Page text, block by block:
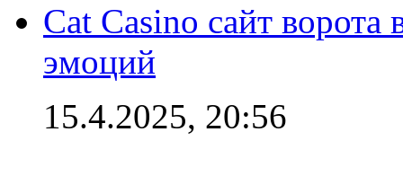
Cat Casino сайт
эмоций
15.4.2025, 20:56